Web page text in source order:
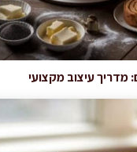
מדריך עיצוב מקצועי